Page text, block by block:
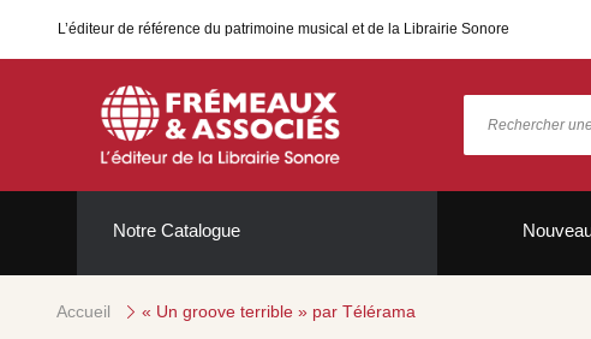
L’éditeur de référence du patrimoine musical et de la Librairie Sonore
Notre Catalogue
Accueil « Un groove terrible » par Télérama